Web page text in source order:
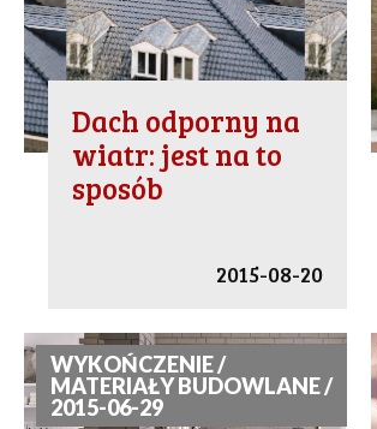
Dach odporny na
wiatr: jest na to
sposób
2015-08-20
WYKOŃCZENIE /
MATERIAŁY BUDOWLANE /
2015-06-29